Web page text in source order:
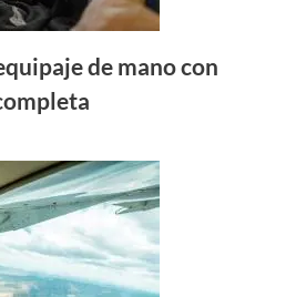
de mano con